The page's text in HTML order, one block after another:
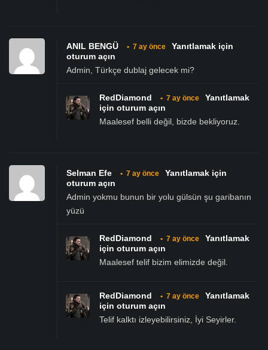
ANIL BENGÜ • 7 ay önce
Yanıtlamak için
oturum açın
Admin, Türkçe dublaj gelecek mi?
RedDiamond • 7 ay önce
Yanıtlamak
için oturum açın
Maalesef belli değil, bizde bekliyoruz.
Selman Efe • 7 ay önce
Yanıtlamak için
oturum açın
Admin yokmu bunun bir yolu gülsün şu garibanın
yüzü
RedDiamond • 7 ay önce
Yanıtlamak
için oturum açın
Maalesef telif bizim elimizde değil.
RedDiamond • 7 ay önce
Yanıtlamak
için oturum açın
Telif kalktı izleyebilirsiniz, İyi Seyirler.